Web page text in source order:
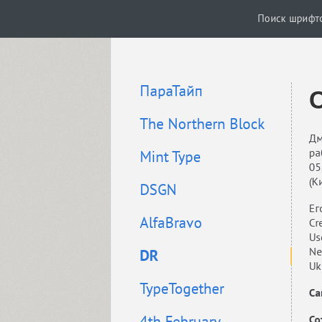
Поиск
ПараТайп
The Northern Block
Mint Type
DSGN
AlfaBravo
DR
TypeTogether